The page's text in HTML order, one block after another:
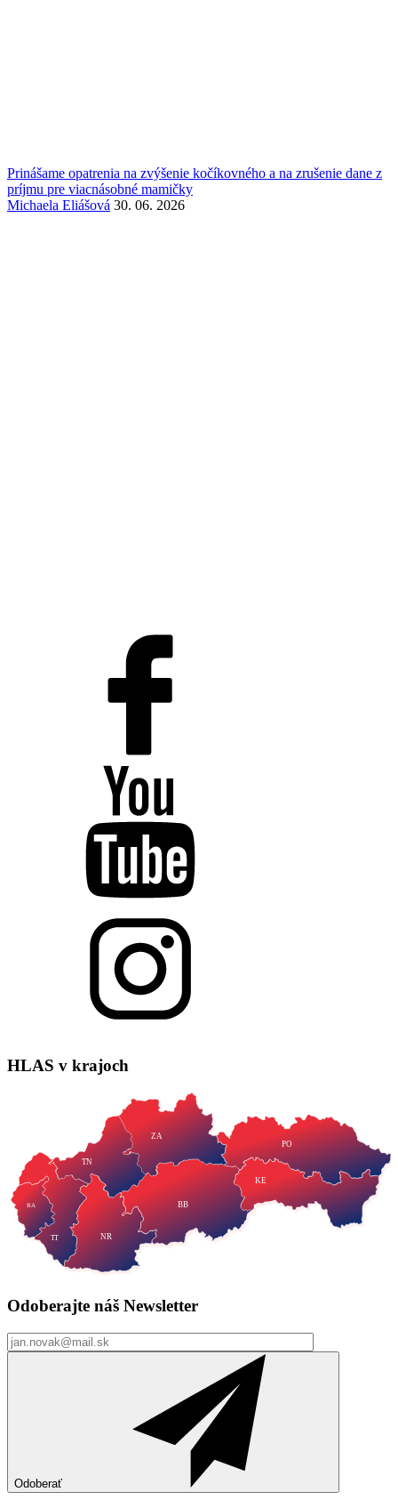
Prinášame opatrenia na zvýšenie kočíkovného a na zrušenie dane z
príjmu pre viacnásobné mamičky
Michaela Eliášová 30. 06. 2026
HLAS v krajoch
TT NR
TN
ZA
BB
PO
KE
BA
Odoberajte náš Newsletter
Odoberať